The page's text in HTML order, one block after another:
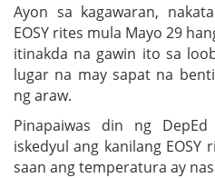
Ayon sa kagawaran,
EOSY rites mula Mayo 29
itinakda na gawin ito sa
lugar na may sapat na
ng araw.
Pinapaiwas din ng
iskedyul ang kanilang
saan ang temperatura ay